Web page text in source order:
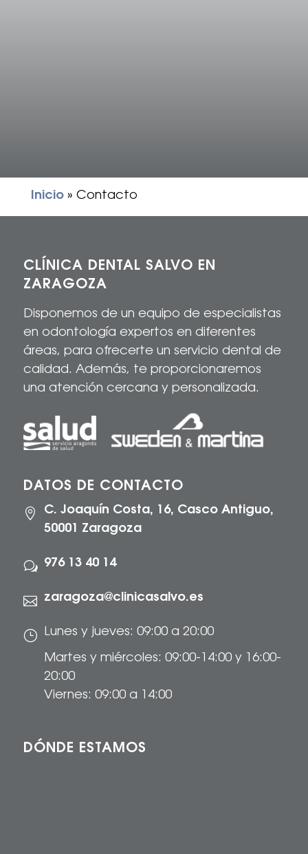
Inicio» Contacto
CLÍNICA DENTAL SALVO EN
ZARAGOZA
Disponemos de un equipo de especialistas
en odontología expertos en diferentes
áreas, para ofrecerteun servicio dental de
calidad. Además, te proporcionaremos
una atención cercana y personalizada.
DATOS DE CONTACTO

C. Joaquín Costa, 16, Casco Antiguo,
50001 Zaragoza
w 976 13 40 14
 zaragoza@clinicasalvo.es
} Lunes y jueves: 09:00 a 20:00
Martes y miércoles: 09:00-14:00 y 16:00-
20:00
Viernes: 09:00 a 14:00
DÓNDE ESTAMOS